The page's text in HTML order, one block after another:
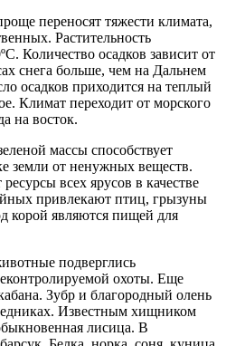
переносят тяжести климата,
Растительность
Количество осадков зависит от
снега больше, чем на Дальнем
осадков приходится на теплый
Климат переходит от морского
на восток.
массы способствует
земли от ненужных веществ.
всех ярусов в качестве
привлекают птиц, грызуны
корой являются пищей для
подверглись
охоты. Еще
Зубр и благородный олень
Известным хищником
лисица. В